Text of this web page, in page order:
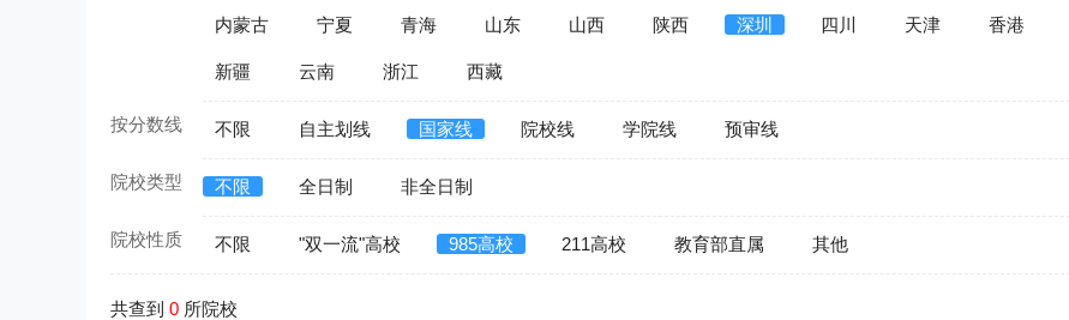
内蒙古 宁夏 青海 山东 山西 陕西 深圳 四川 天津 香港
新疆 云南 浙江 西藏
按分数线 不限 自主划线 国家线 院校线 学院线 预审线
院校类型 不限 全日制 非全日制
院校性质 不限 "双一流"高校 985高校 211高校 教育部直属 其他
共查到 0 所院校